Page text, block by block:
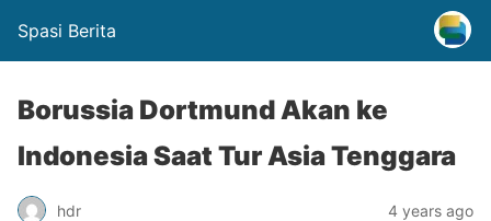
Spasi Berita
Borussia Dortmund Akan ke
Indonesia Saat Tur Asia Tenggara
hdr 4 years ago